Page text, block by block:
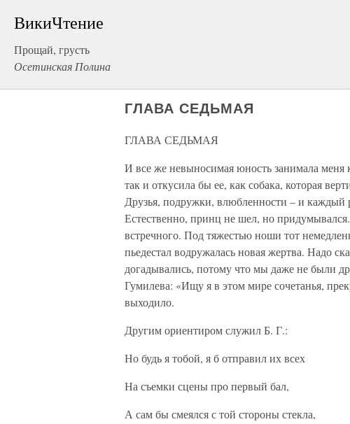
ВикиЧтение
Прощай, грусть
Осетинская Полина
ГЛАВА СЕДЬМАЯ
ГЛАВА СЕДЬМАЯ
И все же невыносимая юность занимала меня
так и откусила бы ее, как собака, которая
Друзья, подружки, влюбленности – и каждый
Естественно, принц не шел, но
встречного. Под тяжестью ноши тот
пьедестал водружалась новая жертва. Надо
догадывались, потому что мы даже не были
Гумилева: «Ищу я в этом мире сочетанья,
выходило.
Другим ориентиром служил Б. Г.:
Но будь я тобой, я б отправил их всех
На съемки сцены про первый бал,
А сам бы смеялся с той стороны стекла,